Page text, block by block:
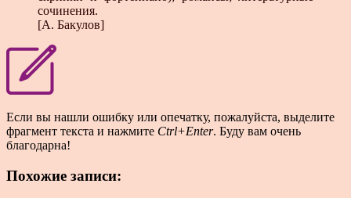
сочи­нения.
[А. Бакулов]
Если вы нашли ошибку или опечатку, пожалуйста, выделите
фрагмент текста и нажмите Ctrl+Enter. Буду вам очень
благодарна!
Похожие записи: